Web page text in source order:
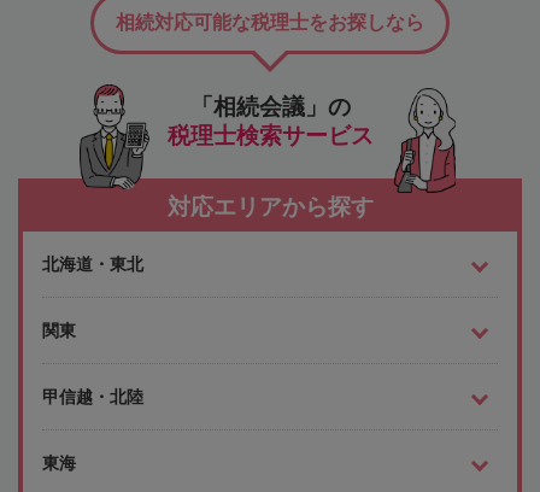
「相続会議」の
税理士検索サービス
相続対応可能な税理士をお探しなら
対応エリアから探す
北海道・東北
関東
甲信越・北陸
東海